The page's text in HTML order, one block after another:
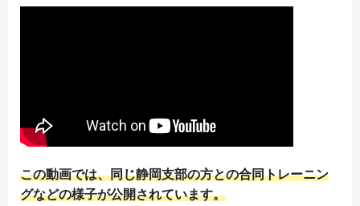
この動画では、同じ静岡支部の方との合同トレーニン
グなどの様子が公開されています。